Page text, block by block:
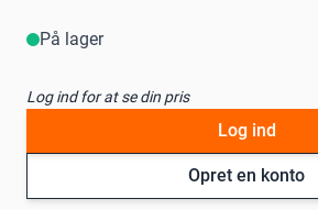
På lager
Log ind for at se din pris
Opret en konto
Log ind